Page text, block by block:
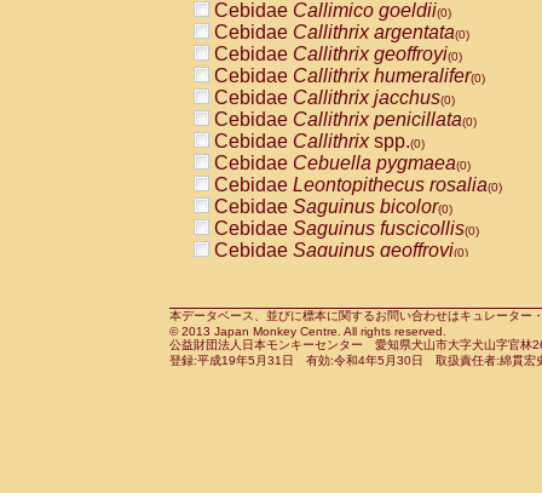
PitheciidaeCallicebus moloch
PitheciidaeCallicebus torquatus
PitheciidaeCallicebusspp.(0)
PitheciidaeChiropotes satanas(0)
PitheciidaePithecia monachus
PitheciidaePithecia pithecia(0)
CercopithecidaeCercocebus agilis
CercopithecidaeCercocebus
CercopithecidaeCercocebus
CercopithecidaeCercocebus
CercopithecidaeCercocebus
CercopithecidaeCercocebushybrid
CercopithecidaePapio anubis(0)
CercopithecidaePapio cynocephalus
CercopithecidaePapio hamadryas(0)
Cebidae Callimico goeldii(0)
Cebidae Callithrix argentata(0)
Cebidae Callithrix geoffroyi(0)
Cebidae Callithrix humeralifer(0)
Cebidae Callithrix jacchus(0)
Cebidae Callithrix penicillata(0)
Cebidae Callithrixspp.(0)
Cebidae Cebuella pygmaea(0)
Cebidae Leontopithecus rosalia(0)
Cebidae Saguinus bicolor(0)
Cebidae Saguinus fuscicollis(0)
Cebidae Saguinus geoffroyi(0)
CebidaeSaguinus leucopus(0)
CebidaeSaguinus midas(0)
Cebidae Saguinus mystax(0)
本データベース、並びに標本に関するお問い合わせはキュレータ
© 2013 Japan Monkey Centre. All rights reserved.
公益財団法人日本モンキーセンター 愛知県犬山市大字犬山字官
登録:平成19年5月31日 有効:令和4年5月30日 取扱責任者:綿貫宏